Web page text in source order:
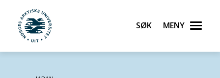
Gå til hovedinnhold
UiT Norges arktiske universitet
Søk Meny